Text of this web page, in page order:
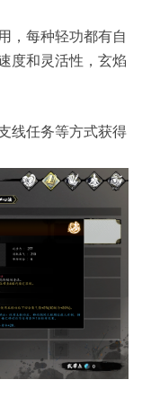
，每种轻功都有自
度和灵活性，玄焰
线任务等方式获得